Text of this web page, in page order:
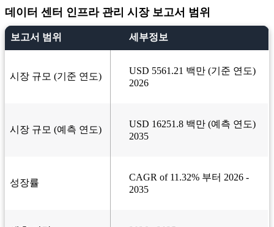
데이터 센터 인프라 관리 시장 보고서 범위
보고서 범위 세부정보
시장 규모 (기준 연도)
USD 5561.21 백만 (기준 연도)
2026
시장 규모 (예측 연도)
USD 16251.8 백만 (예측 연도)
2035
성장률
CAGR of 11.32% 부터 2026 -
2035